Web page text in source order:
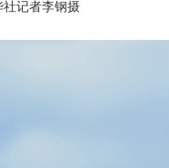
社记者李钢摄